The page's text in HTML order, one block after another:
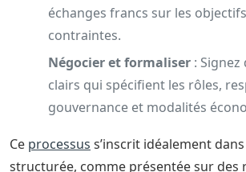
échanges francs sur les
contraintes.
Négocier et formaliser : Signez
clairs qui spécifient les rôles,
gouvernance et modalités
Ce processus s’inscrit idéalement
structurée, comme présentée sur des